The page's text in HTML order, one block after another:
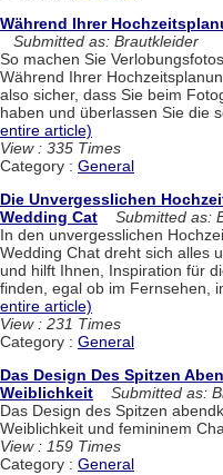
Während Ihrer
Submitted as: Brautkleider
So machen Sie
Während Ihrer
also sicher, dass Sie beim
haben und überlassen Sie die
entire article)
View : 335 Times
Category : General
Die Unvergesslichen
Wedding Cat
Submitted as:
In den unvergesslichen
Wedding Chat dreht sich alles
und hilft Ihnen, Inspiration für
finden, egal ob im Fernsehen,
entire article)
View : 231 Times
Category : General
Das Design Des Spitzen
Weiblichkeit
Submitted as:
Das Design des Spitzen
Weiblichkeit und femininem
View : 159 Times
Category : General